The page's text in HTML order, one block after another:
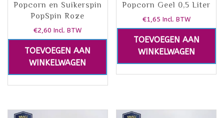
Popcorn en Suikerspin
PopSpin Roze
€2,60 Incl. BTW
TOEVOEGEN AAN
WINKELWAGEN
Popcorn Geel 0,5 Liter
€1,65 Incl. BTW
TOEVOEGEN AAN
WINKELWAGEN